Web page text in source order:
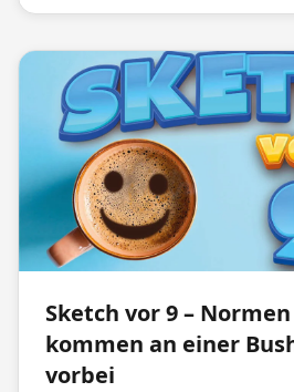
Sketch vor 9 –
kommen an einer
vorbei